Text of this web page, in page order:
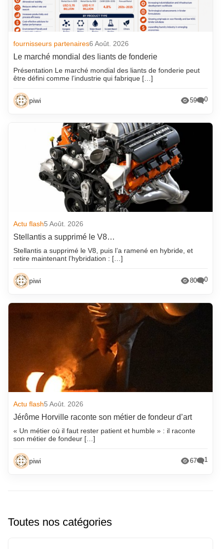
fournisseurs partenaires6 Août. 2026
Le marché mondial des liants de fonderie
Présentation Le marché mondial des liants de fonderie peut
être défini comme l’industrie qui fabrique […]
piwi 59 0
Actu flash5 Août. 2026
Stellantis a supprimé le V8…
Stellantis a supprimé le V8, puis l’a ramené en hybride, et
retire maintenant l’hybridation : […]
piwi 80 0
Actu flash5 Août. 2026
Jérôme Horville raconte son métier de fondeur d’art
« Un métier où il faut rester patient et humble » : il raconte
son métier de fondeur […]
piwi 67 1
Toutes nos catégories